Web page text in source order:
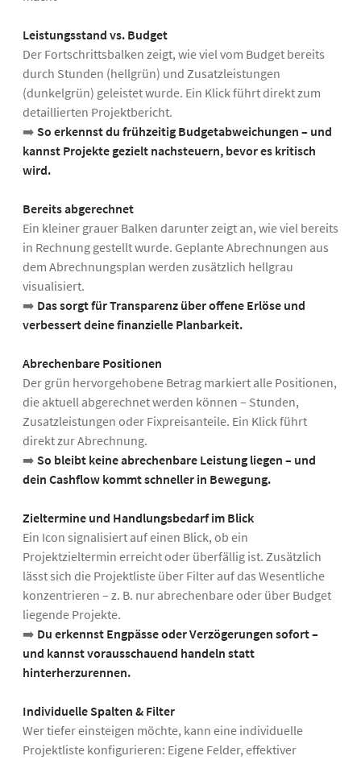
Leistungsstand vs. Budget
Der Fortschrittsbalken zeigt, wie viel vom Budget bereits
durch Stunden (hellgrün) und Zusatzleistungen
(dunkelgrün) geleistet wurde. Ein Klick führt direkt zum
detaillierten Projektbericht.
➡️ So erkennst du frühzeitig Budgetabweichungen – und
kannst Projekte gezielt nachsteuern, bevor es kritisch
wird.
Bereits abgerechnet
Ein kleiner grauer Balken darunter zeigt an, wie viel bereits
in Rechnung gestellt wurde. Geplante Abrechnungen aus
dem Abrechnungsplan werden zusätzlich hellgrau
visualisiert.
➡️ Das sorgt für Transparenz über offene Erlöse und
verbessert deine finanzielle Planbarkeit.
Abrechenbare Positionen
Der grün hervorgehobene Betrag markiert alle Positionen,
die aktuell abgerechnet werden können – Stunden,
Zusatzleistungen oder Fixpreisanteile. Ein Klick führt
direkt zur Abrechnung.
➡️ So bleibt keine abrechenbare Leistung liegen – und
dein Cashflow kommt schneller in Bewegung.
Zieltermine und Handlungsbedarf im Blick
Ein Icon signalisiert auf einen Blick, ob ein
Projektzieltermin erreicht oder überfällig ist. Zusätzlich
lässt sich die Projektliste über Filter auf das Wesentliche
konzentrieren – z. B. nur abrechenbare oder über Budget
liegende Projekte.
➡️ Du erkennst Engpässe oder Verzögerungen sofort –
und kannst vorausschauend handeln statt
hinterherzurennen.
Individuelle Spalten & Filter
Wer tiefer einsteigen möchte, kann eine individuelle
Projektliste konfigurieren: Eigene Felder, effektiver